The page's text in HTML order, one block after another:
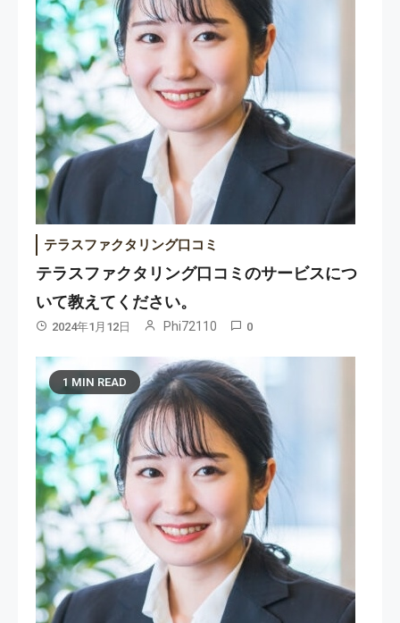
テラスファクタリング口コミ
テラスファクタリング口コミのサービスにつ
いて教えてください。
2024年1月12日 Phi72110 0
1 MIN READ